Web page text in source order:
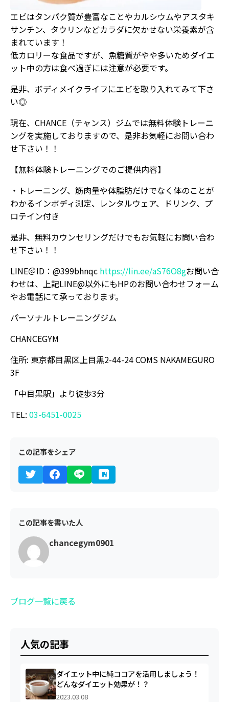
エビはタンパク質が豊富なことやカルシウムやアスタキ
サンチン、タウリンなどカラダに欠かせない栄養素が含
まれています！
低カロリーな食品ですが、魚糖質がやや多いためダイエ
ット中の方は食べ過ぎには注意が必要です。
是非、ボディメイクライフにエビを取り入れてみて下さ
い◎
現在、CHANCE（チャンス）ジムでは無料体験トレーニ
ングを実施しておりますので、是非お気軽にお問い合わ
せ下さい！！
【無料体験トレーニングでのご提供内容】
・トレーニング、筋肉量や体脂肪だけでなく体のことが
わかるインボディ測定、レンタルウェア、ドリンク、プ
ロテイン付き
是非、無料カウンセリングだけでもお気軽にお問い合わ
せ下さい！！
LINE＠ID：@399bhnqc https://lin.ee/aS76O8gお問い合
わせは、上記LINE@以外にもHPのお問い合わせフォーム
やお電話にて承っております。
パーソナルトレーニングジム
CHANCEGYM
住所: 東京都目黒区上目黒2-44-24 COMS NAKAMEGURO
3F
「中目黒駅」より徒歩3分
TEL: 03-6451-0025
この記事をシェア
この記事を書いた人
chancegym0901
ブログ一覧に戻る
人気の記事
ダイエット中に純ココアを活用しましょう！
どんなダイエット効果が！？
2023.03.08